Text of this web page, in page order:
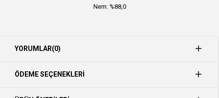
Nem: %88,0
YORUMLAR(0)
ÖDEME SEÇENEKLERI